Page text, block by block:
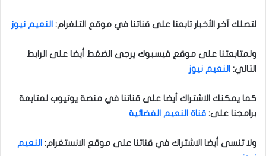
لتصلك آخر الأخبار تابعنا على قناتنا في موقع التلغرام: النعيم نيوز
ولمتابعتنا على موقع فيسبوك يرجى الضغط أيضا على الرابط
التالي: النعيم نيوز
كما يمكنك الاشتراك أيضا على قناتنا في منصة يوتيوب لمتابعة
برامجنا على: قناة النعيم الفضائية
ولا تنسى أيضا الاشتراك في قناتنا على موقع الانستغرام: النعيم